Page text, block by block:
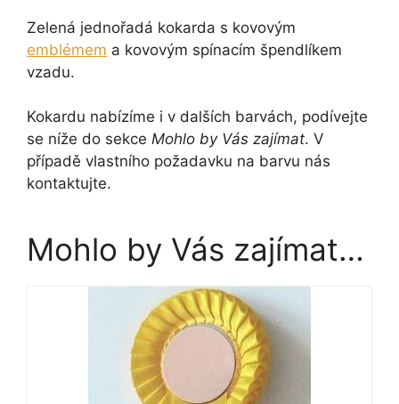
Zelená jednořadá kokarda s kovovým
emblémem a kovovým spínacím špendlíkem
vzadu.
Kokardu nabízíme i v dalších barvách, podívejte
se níže do sekce Mohlo by Vás zajímat. V
případě vlastního požadavku na barvu nás
kontaktujte.
Mohlo by Vás zajímat…